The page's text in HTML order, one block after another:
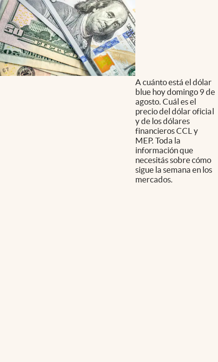
A cuánto está el dólar
blue hoy domingo 9 de
agosto. Cuál es el
precio del dólar oficial
y de los dólares
financieros CCL y
MEP. Toda la
información que
necesitás sobre cómo
sigue la semana en los
mercados.